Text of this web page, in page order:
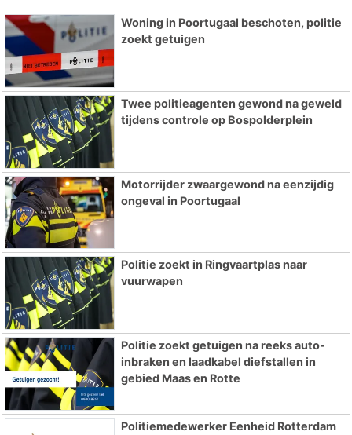
Woning in Poortugaal beschoten, politie
zoekt getuigen
Twee politieagenten gewond na geweld
tijdens controle op Bospolderplein
Motorrijder zwaargewond na eenzijdig
ongeval in Poortugaal
Politie zoekt in Ringvaartplas naar
vuurwapen
Politie zoekt getuigen na reeks auto-
inbraken en laadkabel diefstallen in
gebied Maas en Rotte
Politiemedewerker Eenheid Rotterdam